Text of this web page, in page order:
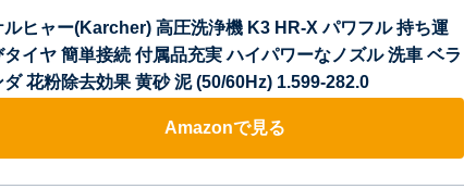
ルヒャー(Karcher) 高圧洗浄機 K3 HR-X パワフル 持ち運
タイヤ 簡単接続 付属品充実 ハイパワーなノズル 洗車 ベラ
ダ 花粉除去効果 黄砂 泥 (50/60Hz) 1.599-282.0
Amazonで見る